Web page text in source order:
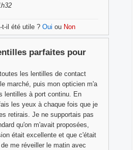
t-il été utile ? Oui ou Non
parfaites pour
les lentilles de contact
marché, puis mon opticien m'a
lentilles à port continu. En
les yeux à chaque fois que je
retirais. Je ne supportais pas
qu'on m'avait proposées,
était excellente et que c'était
me réveiller le matin avec